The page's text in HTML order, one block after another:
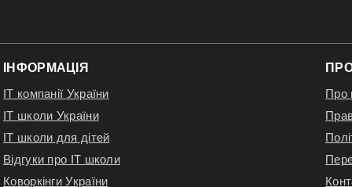
ІНФОРМАЦІЯ
IT компанії України
IT школи України
IT школи для дітей
Відгуки про IT школи
Коворкінги України
Про